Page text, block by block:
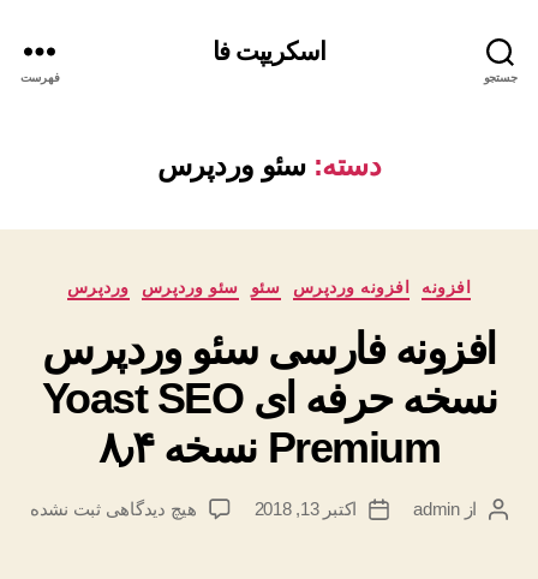
جستجو
اسکریپت فا
فهرست
دسته: سئو وردپرس
دسته‌ها افزونه افزونه وردپرس سئو سئو وردپرس وردپرس
افزونه فارسی سئو وردپرس
نسخه حرفه ای Yoast SEO
Premium نسخه ۸٫۴
نویسنده
ازadmin
تاریخاکتبر 13, 2018 هیچ دیدگاهیبرای
ثبت نشده